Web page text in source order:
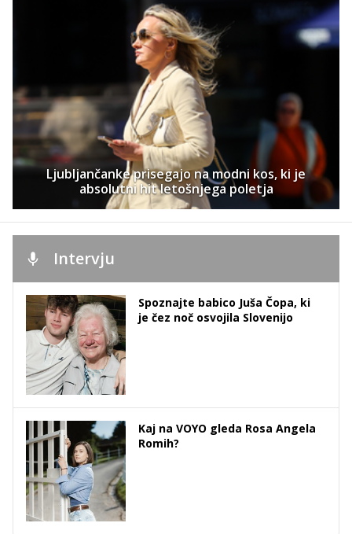
Ljubljančanke prisegajo na modni kos, ki je
absolutni hit letošnjega poletja
Intervju
Spoznajte babico Juša Čopa, ki
je čez noč osvojila Slovenijo
Kaj na VOYO gleda Rosa Angela
Romih?